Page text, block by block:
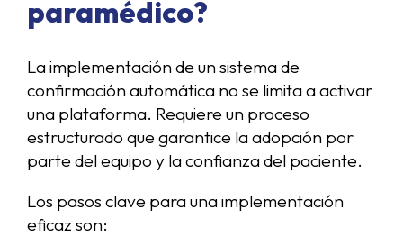
paramédico?
La implementación de un sistema de
confirmación automática no se limita a activar
una plataforma. Requiere un proceso
estructurado que garantice la adopción por
parte del equipo y la confianza del paciente.
Los pasos clave para una implementación
eficaz son: